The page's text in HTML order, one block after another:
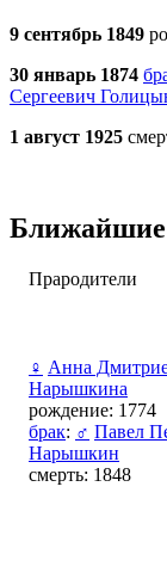
9 сентябрь 1849
30 январь 1874
Сергеевич
1 август 1925
Ближайшие
Прародители
♀ Анна
Нарышкина
рождение: 1774
брак: ♂ Павел
Нарышкин
смерть: 1848